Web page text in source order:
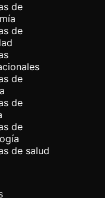
de
de
de
de
de
de salud